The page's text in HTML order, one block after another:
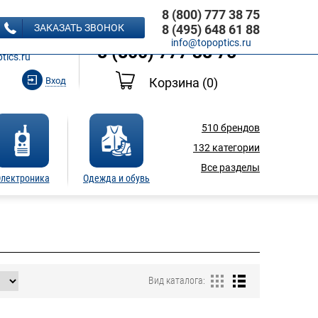
ЗВОНОК
Вход
8 (495) 648 61 88
8 (800) 777 38 75
Корзина (0)
Одежда и обувь
510 брендов
132 категории
Все разделы
ЗАКАЗАТЬ ЗВОНОК
8 (800) 777 38 75
8 (495) 648 61 88
info@topoptics.ru
Вид каталога: